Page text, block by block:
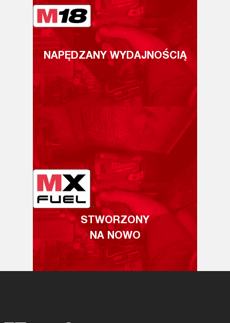
NAPĘDZANY WYDAJNOŚCIĄ
STWORZONY
NA NOWO